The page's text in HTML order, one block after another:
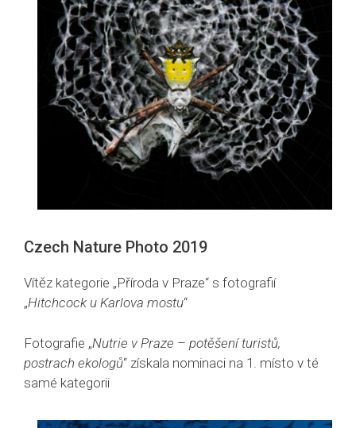
Czech Nature Photo 2019
Vítěz kategorie „Příroda v Praze“ s fotografií
„Hitchcock u Karlova mostu“
Fotografie „Nutrie v Praze – potěšení turistů,
postrach ekologů“ získala nominaci na 1. místo v té
samé kategorii